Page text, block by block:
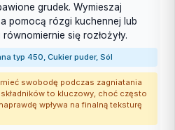
grudek. Wymieszaj
pomocą rózgi kuchennej lub
się rozłożyły.
typ 450, Cukier puder, Sól
swobodę podczas zagniatania
to kluczowy, choć często
wpływa na finalną teksturę